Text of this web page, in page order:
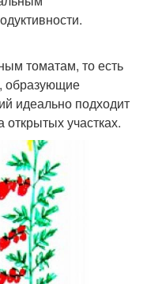
томатам, то есть
образующие
идеально подходит
участках.